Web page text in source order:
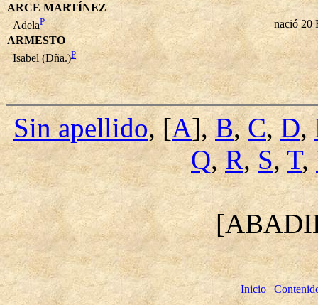
ARCE MARTÍNEZ
AdelaP
nació 20
ARMESTO
Isabel (Dña.)P
Sin apellido, [A],B,C,D,
Q,R,S,T,
Inicio|